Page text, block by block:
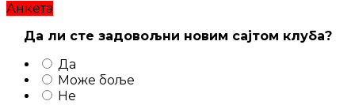
Анкета
Да ли сте задовољни новим сајтом клуба?
Да
Може боље
Не